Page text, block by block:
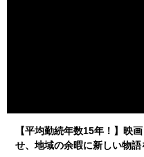
【平均勤続年数15年！】映
せ、地域の余暇に新しい物